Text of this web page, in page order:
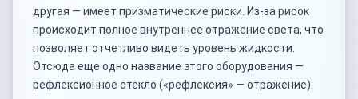
другая — имеет призматические риски. Из-за рисок
происходит полное внутреннее отражение света, что
позволяет отчетливо видеть уровень жидкости.
Отсюда еще одно название этого оборудования —
рефлексионное стекло («рефлексия» — отражение).